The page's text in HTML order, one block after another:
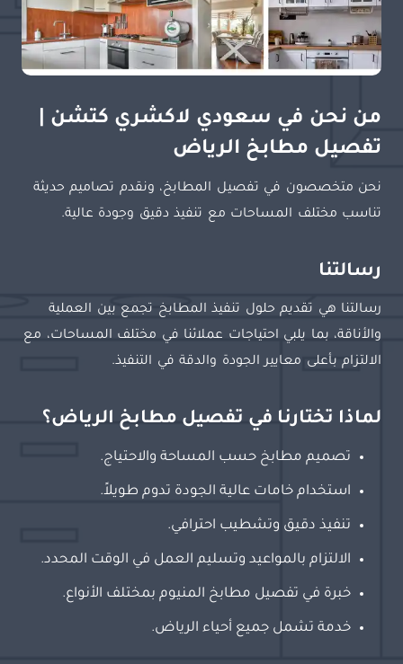
من نحن في سعودي لاكشري كتشن |
تفصيل مطابخ الرياض
نحن متخصصون في تفصيل المطابخ، ونقدم تصاميم حديثة
تناسب مختلف المساحات مع تنفيذ دقيق وجودة عالية.
رسالتنا
رسالتنا هي تقديم حلول تنفيذ المطابخ تجمع بين العملية
والأناقة، بما يلبي احتياجات عملائنا في مختلف المساحات، مع
الالتزام بأعلى معايير الجودة والدقة في التنفيذ.
لماذا تختارنا في تفصيل مطابخ الرياض؟
تصميم مطابخ حسب المساحة والاحتياج.
استخدام خامات عالية الجودة تدوم طويلاً.
تنفيذ دقيق وتشطيب احترافي.
الالتزام بالمواعيد وتسليم العمل في الوقت المحدد.
خبرة في تفصيل مطابخ المنيوم بمختلف الأنواع.
خدمة تشمل جميع أحياء الرياض.